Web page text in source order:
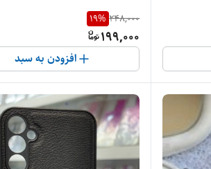
248,000
19%
199,000
افزودن به سبد